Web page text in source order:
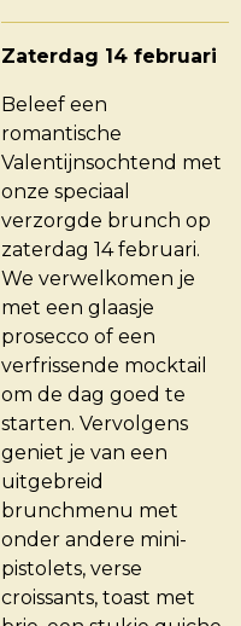
Zaterdag 14 februari
Beleef een
romantische
Valentijnsochtend met
onze speciaal
verzorgde brunch op
zaterdag 14 februari.
We verwelkomen je
met een glaasje
prosecco of een
verfrissende mocktail
om de dag goed te
starten. Vervolgens
geniet je van een
uitgebreid
brunchmenu met
onder andere mini-
pistolets, verse
croissants, toast met